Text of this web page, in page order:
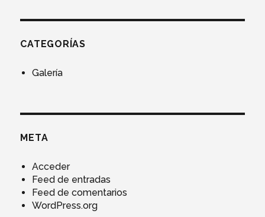
CATEGORÍAS
Galería
META
Acceder
Feed de entradas
Feed de comentarios
WordPress.org